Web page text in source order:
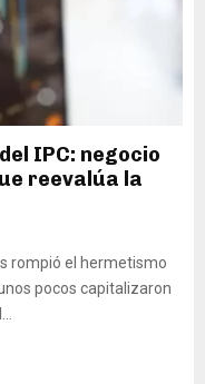
IPC: negocio
reevalúa la
rompió el hermetismo
pocos capitalizaron